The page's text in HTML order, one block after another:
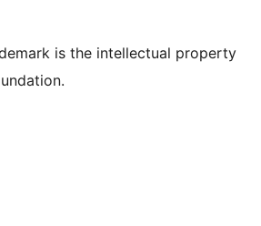
is the intellectual property